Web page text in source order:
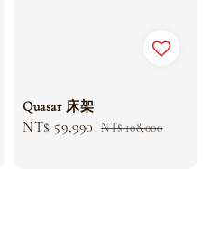
Regular
Quasar 床架
Sale
NT$ 59,990 Regular
NT$ 108,000